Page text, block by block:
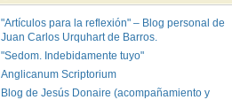
"Artículos para la reflexión" – Blog personal de
Juan Carlos Urquhart de Barros.
"Sedom. Indebidamente tuyo"
Anglicanum Scriptorium
Blog de Jesús Donaire (acompañamiento y